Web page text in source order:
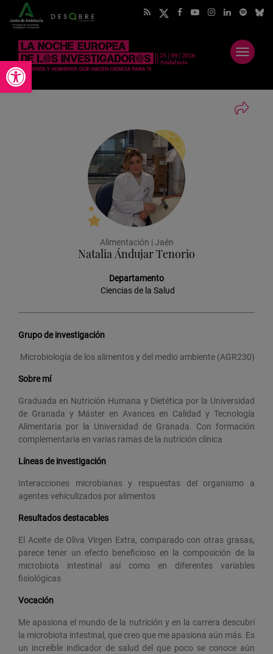
Abrir barra de herramientas
Abrir
menú
Alimentación | Jaén
Natalia Ándujar Tenorio
Departamento
Ciencias de la Salud
Grupo de investigación
Microbiología de los alimentos y del medio ambiente (AGR230)
Sobre mí
Graduada en Nutrición Humana y Dietética por la Universidad
de Granada y Máster en Avances en Calidad y Tecnología
Alimentaria por la Universidad de Granada. Con formación
complementaria en varias ramas de la nutrición clínica
Líneas de investigación
Interacciones microbianas y respuestas del organismo a
agentes vehiculizados por alimentos
Resultados destacables
El Aceite de Oliva Virgen Extra, comparado con otras grasas,
parece tener un efecto beneficioso en la composición de la
microbiota intestinal así como en diferentes variables
fisiológicas
Vocación
Me apasiona el mundo de la nutrición y en la carrera descubrí
la microbiota intestinal, que creo que me apasiona aún más. Es
un increíble indicador de salud del que poco se conoce aún